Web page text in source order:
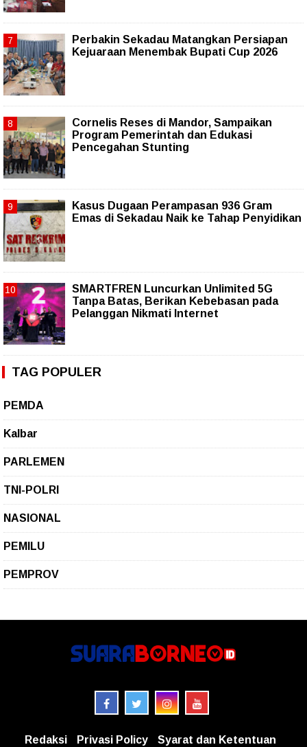
Perbakin Sekadau Matangkan Persiapan
Kejuaraan Menembak Bupati Cup 2026
Cornelis Reses di Mandor, Sampaikan
Program Pemerintah dan Edukasi
Pencegahan Stunting
Kasus Dugaan Perampasan 936 Gram
Emas di Sekadau Naik ke Tahap Penyidikan
SMARTFREN Luncurkan Unlimited 5G
Tanpa Batas, Berikan Kebebasan pada
Pelanggan Nikmati Internet
TAG POPULER
PEMDA
Kalbar
PARLEMEN
TNI-POLRI
NASIONAL
PEMILU
PEMPROV
Redaksi Privasi Policy Syarat dan Ketentuan